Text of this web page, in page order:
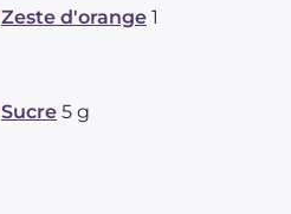
Zeste d'orange 1
Sucre 5 g